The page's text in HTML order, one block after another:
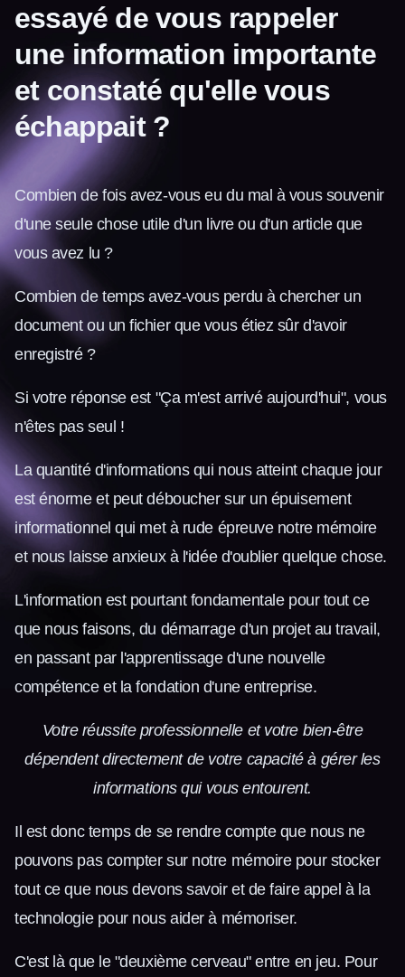
essayé de vous rappeler
une information importante
et constaté qu'elle vous
échappait ?
Combien de fois avez-vous eu du mal à vous souvenir
d'une seule chose utile d'un livre ou d'un article que
vous avez lu ?
Combien de temps avez-vous perdu à chercher un
document ou un fichier que vous étiez sûr d'avoir
enregistré ?
Si votre réponse est "Ça m'est arrivé aujourd'hui", vous
n'êtes pas seul !
La quantité d'informations qui nous atteint chaque jour
est énorme et peut déboucher sur un épuisement
informationnel qui met à rude épreuve notre mémoire
et nous laisse anxieux à l'idée d'oublier quelque chose.
L'information est pourtant fondamentale pour tout ce
que nous faisons, du démarrage d'un projet au travail,
en passant par l'apprentissage d'une nouvelle
compétence et la fondation d'une entreprise.
Votre réussite professionnelle et votre bien-être
dépendent directement de votre capacité à gérer les
informations qui vous entourent.
Il est donc temps de se rendre compte que nous ne
pouvons pas compter sur notre mémoire pour stocker
tout ce que nous devons savoir et de faire appel à la
technologie pour nous aider à mémoriser.
C'est là que le "deuxième cerveau" entre en jeu. Pour